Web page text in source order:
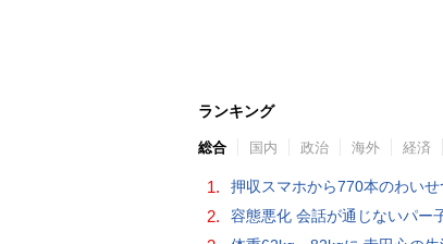
ランキング
総合 国内 政治 海外 経済
1. 押収スマホから770本のわいせつ動画 15歳少女に酒と薬飲ませ性的暴行か 54歳男を再逮捕 「薬
2. 容態悪化 会話が通じないパー